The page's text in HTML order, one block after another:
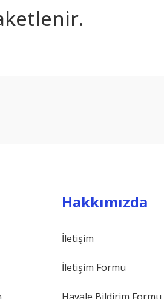
Hakkımızda
İletişim
İletişim Formu